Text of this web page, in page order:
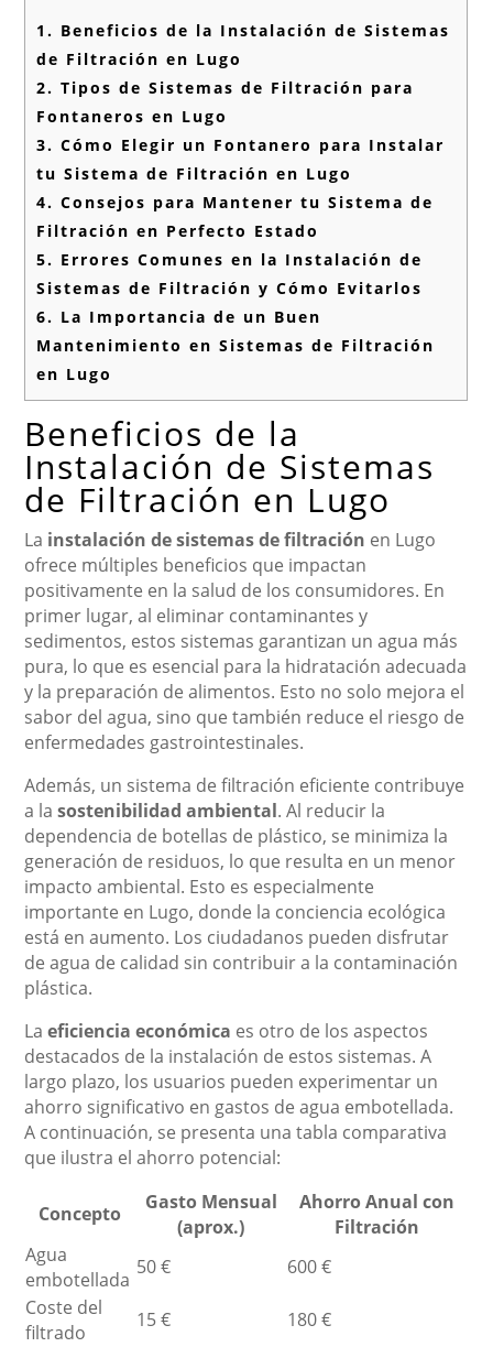
1. Beneficios de la Instalación de Sistemas
de Filtración en Lugo
2. Tipos de Sistemas de Filtración para
Fontaneros en Lugo
3. Cómo Elegir un Fontanero para Instalar
tu Sistema de Filtración en Lugo
4. Consejos para Mantener tu Sistema de
Filtración en Perfecto Estado
5. Errores Comunes en la Instalación de
Sistemas de Filtración y Cómo Evitarlos
6. La Importancia de un Buen
Mantenimiento en Sistemas de Filtración
en Lugo
Beneficios de la
Instalación de Sistemas
de Filtración en Lugo
La instalación de sistemas de filtración en Lugo
ofrece múltiples beneficios que impactan
positivamente en la salud de los consumidores. En
primer lugar, al eliminar contaminantes y
sedimentos, estos sistemas garantizan un agua más
pura, lo que es esencial para la hidratación adecuada
y la preparación de alimentos. Esto no solo mejora el
sabor del agua, sino que también reduce el riesgo de
enfermedades gastrointestinales.
Además, un sistema de filtración eficiente contribuye
a lasostenibilidad ambiental. Al reducir la
dependencia de botellas de plástico, se minimiza la
generación de residuos, lo que resulta en un menor
impacto ambiental. Esto es especialmente
importante en Lugo, donde la conciencia ecológica
está en aumento. Los ciudadanos pueden disfrutar
de agua de calidad sin contribuir a la contaminación
plástica.
Laeficiencia económica es otro de los aspectos
destacados de la instalación de estos sistemas. A
largo plazo, los usuarios pueden experimentar un
ahorro significativo en gastos de agua embotellada.
A continuación, se presenta una tabla comparativa
que ilustra el ahorro potencial:
Concepto
Gasto Mensual
(aprox.)
Ahorro Anual con
Filtración
Agua
embotellada
50 €
600 €
Coste del
filtrado
15 €
180 €